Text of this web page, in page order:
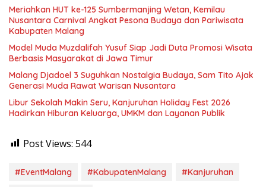
Meriahkan HUT ke-125 Sumbermanjing Wetan, Kemilau
Nusantara Carnival Angkat Pesona Budaya dan Pariwisata
Kabupaten Malang
Model Muda Muzdalifah Yusuf Siap Jadi Duta Promosi Wisata
Berbasis Masyarakat di Jawa Timur
Malang Djadoel 3 Suguhkan Nostalgia Budaya, Sam Tito Ajak
Generasi Muda Rawat Warisan Nusantara
Libur Sekolah Makin Seru, Kanjuruhan Holiday Fest 2026
Hadirkan Hiburan Keluarga, UMKM dan Layanan Publik
Post Views: 544
#EventMalang #KabupatenMalang
#Kanjuruhan